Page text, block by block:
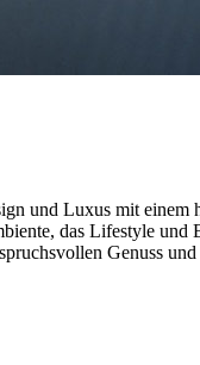
Luxus mit einem
das Lifestyle
Genuss